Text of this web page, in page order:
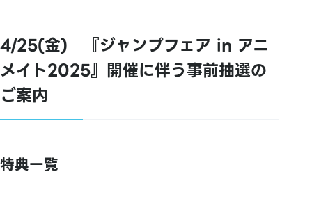
4/25(金) 『ジャンプフェア in アニ
メイト2025』開催に伴う事前抽選の
ご案内
特典一覧